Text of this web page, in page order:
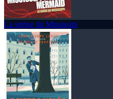
La sirène du Mississipi